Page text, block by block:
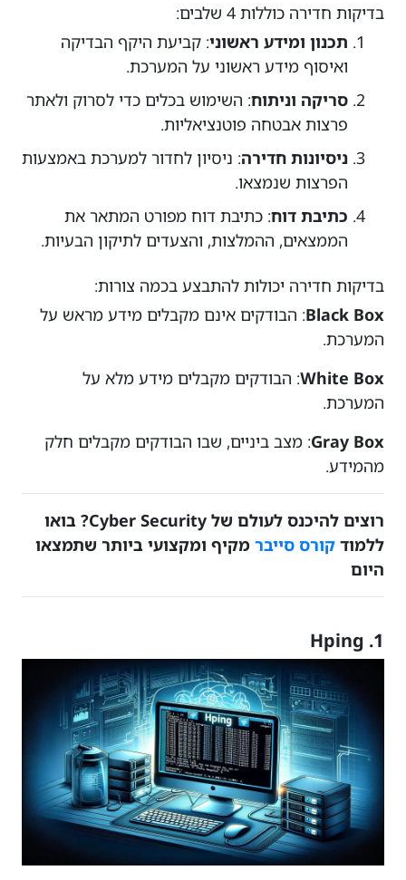
בדיקות חדירה כוללות 4 שלבים:
תכנון ומידע ראשוני: קביעת היקף הבדיקה
ואיסוף מידע ראשוני על המערכת.
סריקה וניתוח: השימוש בכלים כדי לסרוק ולאתר
פרצות אבטחה פוטנציאליות.
ניסיונות חדירה: ניסיון לחדור למערכת באמצעות
הפרצות שנמצאו.
כתיבת דוח: כתיבת דוח מפורט המתאר את
הממצאים, ההמלצות, והצעדים לתיקון הבעיות.
בדיקות חדירה יכולות להתבצע בכמה צורות:
Black Box: הבודקים אינם מקבלים מידע מראש על
המערכת.
White Box: הבודקים מקבלים מידע מלא על
המערכת.
Gray Box: מצב ביניים, שבו הבודקים מקבלים חלק
מהמידע.
רוצים להיכנס לעולם של Cyber Security? בואו
ללמוד קורס סייבר מקיף ומקצועי ביותר שתמצאו
היום
1. Hping